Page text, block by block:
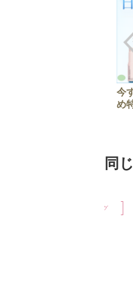
今
め
同
メイク下地